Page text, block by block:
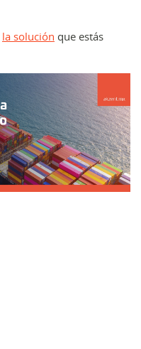
la solución que estás